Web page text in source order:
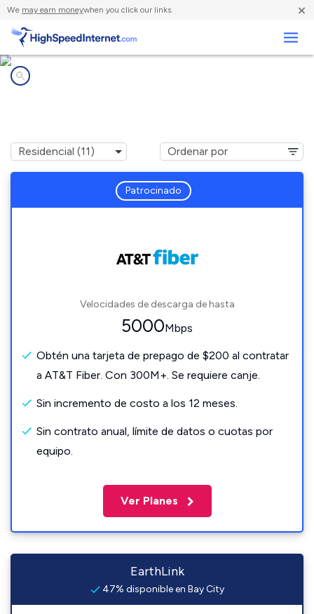
We may earn moneywhen you click our links. ×
Patrocinado
Velocidades de descarga de hasta
5000Mbps
Obtén una tarjeta de prepago de $200 al contratar
a AT&T Fiber. Con 300M+. Se requiere canje.
Sin incremento de costo a los 12 meses.
Sin contrato anual, límite de datos o cuotas por
equipo.
Ver Planes
EarthLink
47% disponible en Bay City